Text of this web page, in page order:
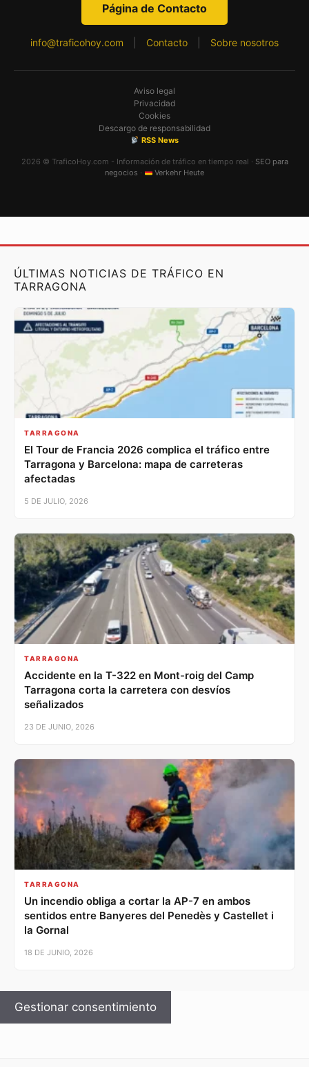
Página de Contacto
info@traficohoy.com Contacto Sobre nosotros
Aviso legal
Privacidad
Cookies
Descargo de responsabilidad
RSS News
2026 © TraficoHoy.com - Información de tráfico en tiempo real · SEO para
negocios · Verkehr Heute
ÚLTIMAS NOTICIAS DE TRÁFICO EN
TARRAGONA
TARRAGONA
El Tour de Francia 2026 complica el tráfico entre
Tarragona y Barcelona: mapa de carreteras
afectadas
5 DE JULIO, 2026
TARRAGONA
Accidente en la T-322 en Mont-roig del Camp
Tarragona corta la carretera con desvíos
señalizados
23 DE JUNIO, 2026
TARRAGONA
Un incendio obliga a cortar la AP-7 en ambos
sentidos entre Banyeres del Penedès y Castellet i
la Gornal
18 DE JUNIO, 2026
Gestionar consentimiento